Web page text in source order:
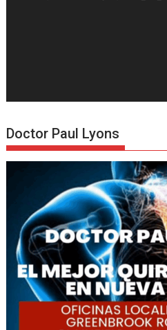
Doctor Paul Lyons